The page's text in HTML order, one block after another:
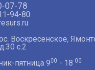
07-78
94-80
Воскресенское,
с.2
пятница 900 - 18 00